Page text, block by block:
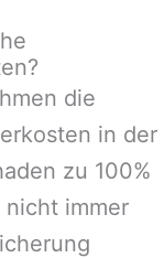
die
in der
zu 100%
immer